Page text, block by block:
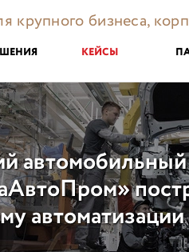
крупного бизнеса,
КЕЙСЫ
автомобильный